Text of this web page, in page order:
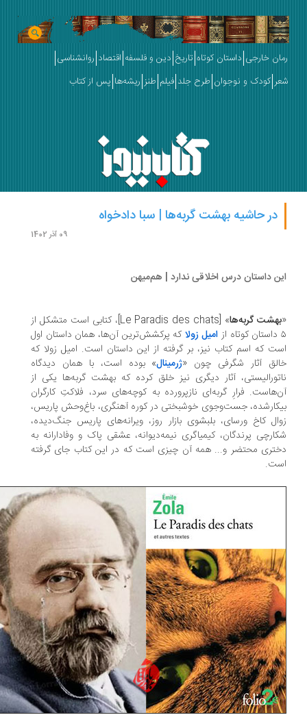
خارجی داستان کوتاه تاریخ دین و فلسفه اقتصاد روانشناسی
کودک و نوجوان طرح جلد فیلم طنز ریشه‌ها پس از کتاب
در حاشیه بهشت گربه‌ها | سبا دادخواه
داستان درس اخلاقی ندارد | هم‌میهن
گربه‌ها
» [Le Paradis des chats]، کتابی است متشکل از
امیل زولاکه پرکشش‌ترین آن‌ها، همان داستان اول
که اسم کتاب نیز، بر گرفته از این داستان است. امیل زولا که
آثار شگرفی چون «ژرمینال» بوده است، با همان دیدگاه
آثار دیگری نیز خلق کرده که بهشت گربه‌ها یکی از
فرارِ گربه‌ای نازپرورده به کوچه‌های سرد، فلاکتِ کارگران
جست‌وجوی خوشبختی در کوره آهنگری، باغ‌وحش پاریس،
کاخ ورسای، بلبشوی بازار روز، ویرانه‌های پاریس جنگ‌دیده،
پرندگان، کیمیاگری نیمه‌دیوانه، عشقی پاک و وفادارانه به
محتضر و... همه آن چیزی است که در این کتاب جای گرفته